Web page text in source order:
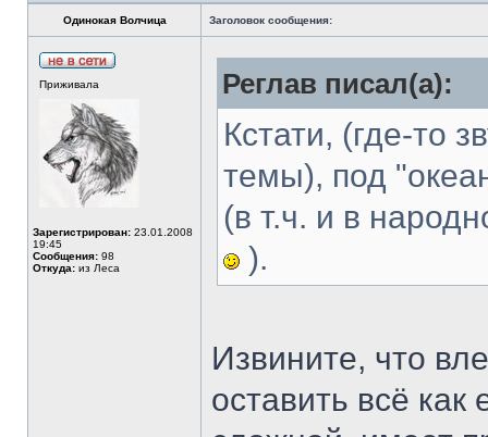
Одинокая Волчица Заголовок сообщения:
Приживала
Зарегистрирован: 23.01.2008
19:45
Сообщения: 98
Откуда: из Леса
Реглав писал(а):
Кстати, (где-то
темы), под
(в т.ч. и в
).
Извините, что
оставить всё